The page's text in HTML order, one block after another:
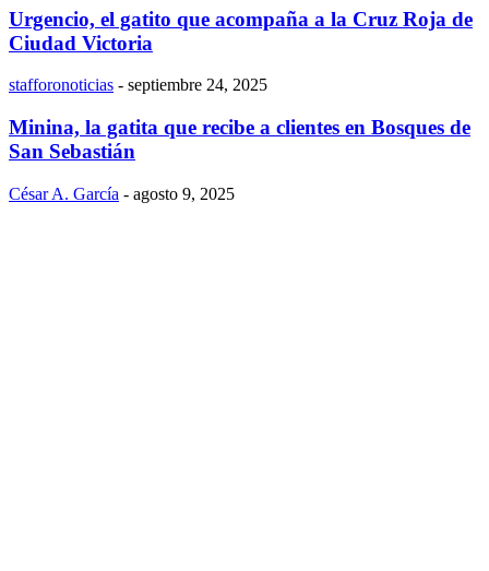
Urgencio, el gatito que acompaña a la Cruz Roja de
Ciudad Victoria
stafforonoticias - septiembre 24, 2025
Minina, la gatita que recibe a clientes en Bosques de
San Sebastián
César A. García - agosto 9, 2025